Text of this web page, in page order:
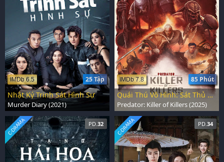
25 Tập
IMDb 6.5
Nhật Ký Trinh Sát Hình Sự
Murder Diary (2021)
85 Phút
IMDb 7.8
Quái Thú Vô Hình: Sát Thủ Diệt Sát Thủ
Predator: Killer of Killers (2025)
PD. 32
C-DRAMA PD. 34
C-DRAMA